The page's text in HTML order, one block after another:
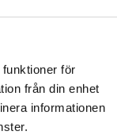
för
från din enhet
informationen
Our